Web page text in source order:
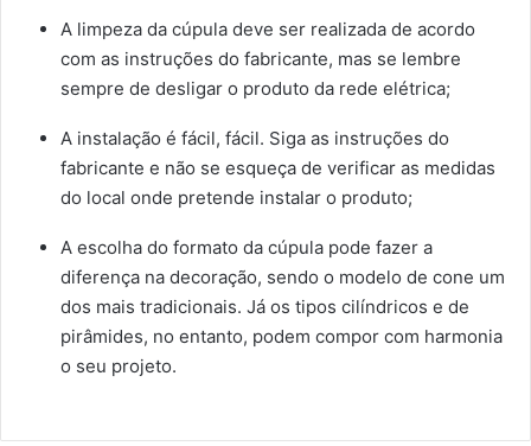
A limpeza da cúpula deve ser realizada de acordo
com as instruções do fabricante, mas se lembre
sempre de desligar o produto da rede elétrica;
A instalação é fácil, fácil. Siga as instruções do
fabricante e não se esqueça de verificar as medidas
do local onde pretende instalar o produto;
A escolha do formato da cúpula pode fazer a
diferença na decoração, sendo o modelo de cone um
dos mais tradicionais. Já os tipos cilíndricos e de
pirâmides, no entanto, podem compor com harmonia
o seu projeto.